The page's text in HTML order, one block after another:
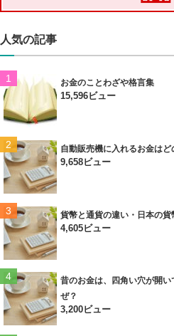
人気の記事
お金のことわざや格言集
15,596ビュー
自動販売機に入れるお金は
9,658ビュー
貨幣と通貨の違い・日本の貨
4,605ビュー
昔のお金は、四角い穴が開
ぜ？
3,200ビュー